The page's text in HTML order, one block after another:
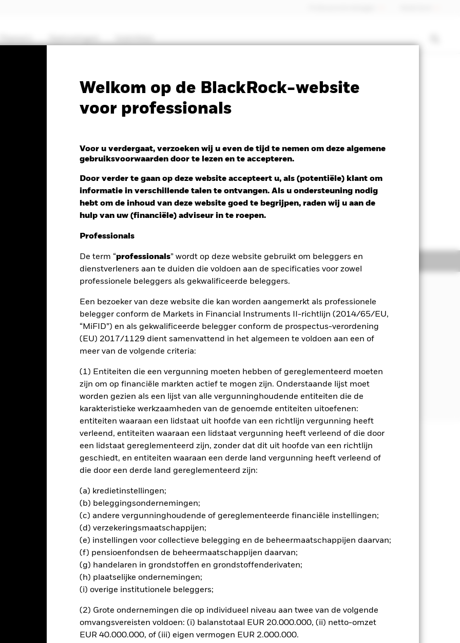
Welkom op de BlackRock-website
voor professionals
Voor u verdergaat, verzoeken wij u even de tijd te nemen om deze algemene
gebruiksvoorwaarden door te lezen en te accepteren.
Door verder te gaan op deze website accepteert u, als (potentiële) klant om
informatie in verschillende talen te ontvangen. Als u ondersteuning nodig
hebt om de inhoud van deze website goed te begrijpen, raden wij u aan de
hulp van uw (financiële) adviseur in te roepen.
Professionals
De term “professionals” wordt op deze website gebruikt om beleggers en
dienstverleners aan te duiden die voldoen aan de specificaties voor zowel
professionele beleggers als gekwalificeerde beleggers.
Een bezoeker van deze website die kan worden aangemerkt als professionele
belegger conform de Markets in Financial Instruments II-richtlijn (2014/65/EU,
“MiFID”) en als gekwalificeerde belegger conform de prospectus-verordening
(EU) 2017/1129 dient samenvattend in het algemeen te voldoen aan een of
meer van de volgende criteria:
(1) Entiteiten die een vergunning moeten hebben of gereglementeerd moeten
zijn om op financiële markten actief te mogen zijn. Onderstaande lijst moet
worden gezien als een lijst van alle vergunninghoudende entiteiten die de
karakteristieke werkzaamheden van de genoemde entiteiten uitoefenen:
entiteiten waaraan een lidstaat uit hoofde van een richtlijn vergunning heeft
verleend, entiteiten waaraan een lidstaat vergunning heeft verleend of die door
een lidstaat gereglementeerd zijn, zonder dat dit uit hoofde van een richtlijn
geschiedt, en entiteiten waaraan een derde land vergunning heeft verleend of
die door een derde land gereglementeerd zijn:
(a) kredietinstellingen;
(b) beleggingsondernemingen;
(c) andere vergunninghoudende of gereglementeerde financiële instellingen;
(d) verzekeringsmaatschappijen;
(e) instellingen voor collectieve belegging en de beheermaatschappijen daarvan;
(f) pensioenfondsen de beheermaatschappijen daarvan;
(g) handelaren in grondstoffen en grondstoffenderivaten;
(h) plaatselijke ondernemingen;
(i) overige institutionele beleggers;
(2) Grote ondernemingen die op individueel niveau aan twee van de volgende
omvangsvereisten voldoen: (i) balanstotaal EUR 20.000.000, (ii) netto-omzet
EUR 40.000.000, of (iii) eigen vermogen EUR 2.000.000.
PRIIP KID Prospectus SFDR Web Disclosure Download
Global Infrastructure
1 dag per 05/aug/2026
0,04 (0,32%)
Kerngegevens Managers Posities Documenten
op uw belegging door een combinatie van kapitaalgroei en inkomsten uit de activa van het Fonds op een
beginselen van beleggen gericht op milieu, maatschappij en governance (ESG).
totale activa in effecten met een aandelenkarakter van bedrijven wereldwijd die voornamelijk
en zich afstemmen op de Duurzame Ontwikkelingsdoelstellingen van de VN (UNSDG). De
belegd in overeenstemming met zijn ESG-beleid, en het Fonds past daarnaast de op Parijs afgestemde
zoals uiteengezet in het prospectus. Raadpleeg het prospectus voor meer informatie.
De waarde en het rendement van beleggingen kunnen dalen en stijgen, en zijn niet
hun oorspronkelijke inleg.
besmettingsrisico (ook bekend als spill-over) voor andere aandelenklassen in het fonds betekenen.
waarborgt dat er geschikte procedures worden gebruikt om het besmettingsrisico voor andere
het uitklapvakje direct onder de naam van het fonds, kunt u een lijst van alle aandelenklassen in het
valutahedging worden aangegeven door het woord 'Hedged' in de naam van de aandelenklasse.
aandelenklassen met valutahedging op aanvraag verkrijgbaar bij de beheermaatschappij van het
uitleent om zijn kosten te reduceren, ontvangt het Fonds 62,5% van de hiermee verbonden inkomsten
aan BlackRock als effectenuitleenagent. Aangezien de verdeling van opbrengsten uit
van het Fonds niet verhoogt, is deze niet in de lopende kosten opgenomen.
PRIIP KID SFDR Web Disclosure